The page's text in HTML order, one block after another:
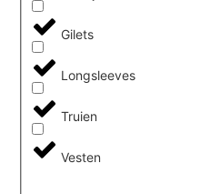
Gilets
Longsleeves
Truien
Vesten